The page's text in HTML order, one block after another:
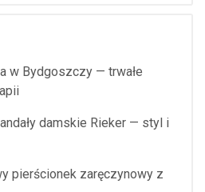
w Bydgoszczy — trwałe
damskie Rieker — styl i
pierścionek zaręczynowy z